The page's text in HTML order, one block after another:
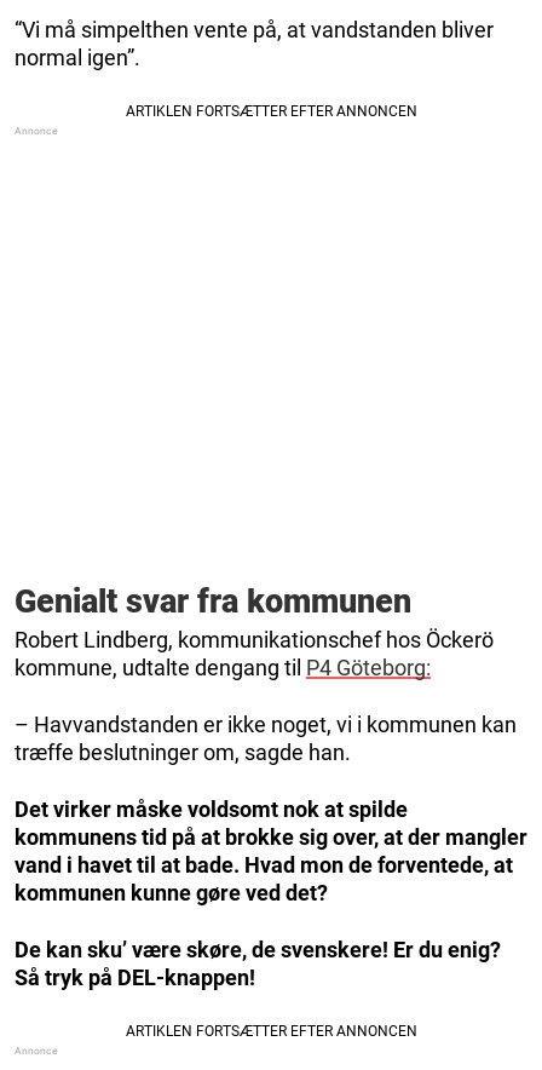
“Vi må simpelthen vente på, at vandstanden bliver
normal igen”.
Genialt svar fra kommunen
Robert Lindberg, kommunikationschef hos Öckerö
kommune, udtalte dengang til P4 Göteborg:
– Havvandstanden er ikke noget, vi i kommunen kan
træffe beslutninger om, sagde han.
Det virker måske voldsomt nok at spilde
kommunens tid på at brokke sig over, at der mangler
vand i havet til at bade. Hvad mon de forventede, at
kommunen kunne gøre ved det?
De kan sku’ være skøre, de svenskere! Er du enig?
Så tryk på DEL-knappen!